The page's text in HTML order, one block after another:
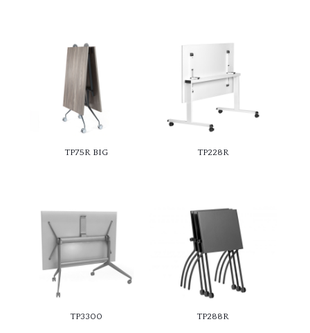
TP75R BIG TP228R
TP3300 TP288R